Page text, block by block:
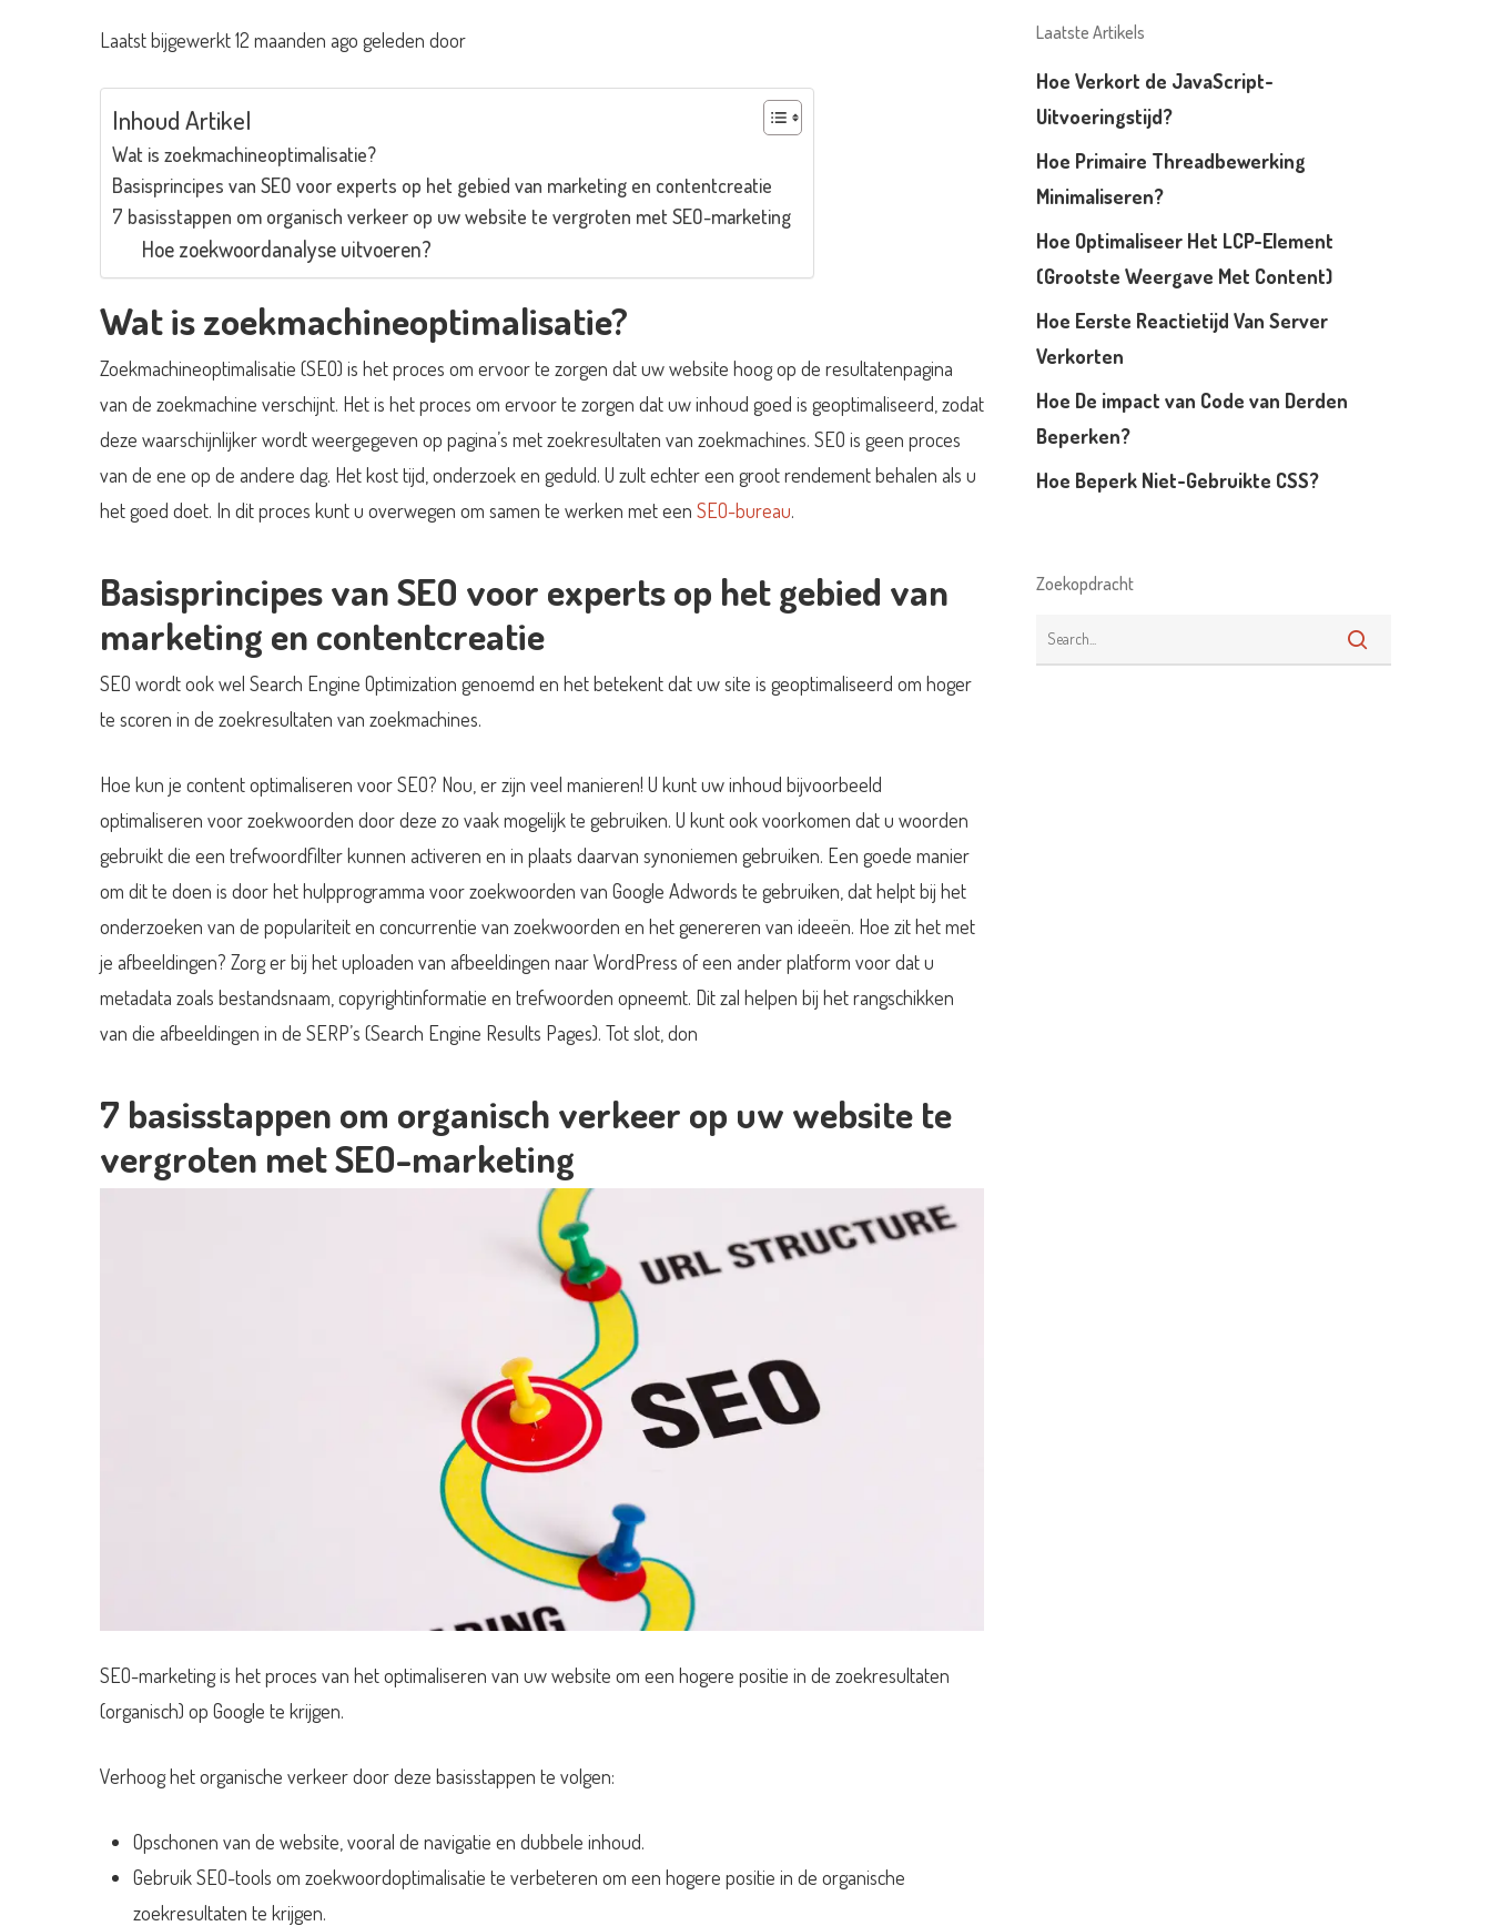
Laatst bijgewerkt 12 maanden ago geleden door
Inhoud Artikel
Wat is zoekmachineoptimalisatie?
Basisprincipes van SEO voor experts op het gebied van marketing en contentcreatie
7 basisstappen om organisch verkeer op uw website te vergroten met SEO-marketing
Hoe zoekwoordanalyse uitvoeren?
Wat is zoekmachineoptimalisatie?
Zoekmachineoptimalisatie (SEO) is het proces om ervoor te zorgen dat uw website hoog op de resultatenpagina
van de zoekmachine verschijnt. Het is het proces om ervoor te zorgen dat uw inhoud goed is geoptimaliseerd, zodat
deze waarschijnlijker wordt weergegeven op pagina’s met zoekresultaten van zoekmachines. SEO is geen proces
van de ene op de andere dag. Het kost tijd, onderzoek en geduld. U zult echter een groot rendement behalen als u
het goed doet. In dit proces kunt u overwegen om samen te werken met een SEO-bureau.
Basisprincipes van SEO voor experts op het gebied van
marketing en contentcreatie
SEO wordt ook wel Search Engine Optimization genoemd en het betekent dat uw site is geoptimaliseerd om hoger
te scoren in de zoekresultaten van zoekmachines.
Hoe kun je content optimaliseren voor SEO? Nou, er zijn veel manieren! U kunt uw inhoud bijvoorbeeld
optimaliseren voor zoekwoorden door deze zo vaak mogelijk te gebruiken. U kunt ook voorkomen dat u woorden
gebruikt die een trefwoordfilter kunnen activeren en in plaats daarvan synoniemen gebruiken. Een goede manier
om dit te doen is door het hulpprogramma voor zoekwoorden van Google Adwords te gebruiken, dat helpt bij het
onderzoeken van de populariteit en concurrentie van zoekwoorden en het genereren van ideeën. Hoe zit het met
je afbeeldingen? Zorg er bij het uploaden van afbeeldingen naar WordPress of een ander platform voor dat u
metadata zoals bestandsnaam, copyrightinformatie en trefwoorden opneemt. Dit zal helpen bij het rangschikken
van die afbeeldingen in de SERP’s (Search Engine Results Pages). Tot slot, don
7 basisstappen om organisch verkeer op uw website te
vergroten met SEO-marketing
SEO-marketing is het proces van het optimaliseren van uw website om een hogere positie in de zoekresultaten
(organisch) op Google te krijgen.
Verhoog het organische verkeer door deze basisstappen te volgen:
Opschonen van de website, vooral de navigatie en dubbele inhoud.
Gebruik SEO-tools om zoekwoordoptimalisatie te verbeteren om een hogere positie in de organische
zoekresultaten te krijgen.
Laatste Artikels
Hoe Verkort de JavaScript-
Uitvoeringstijd?
Hoe Primaire Threadbewerking
Minimaliseren?
Hoe Optimaliseer Het LCP-Element
(Grootste Weergave Met Content)
Hoe Eerste Reactietijd Van Server
Verkorten
Hoe De impact van Code van Derden
Beperken?
Hoe Beperk Niet-Gebruikte CSS?
Zoekopdracht